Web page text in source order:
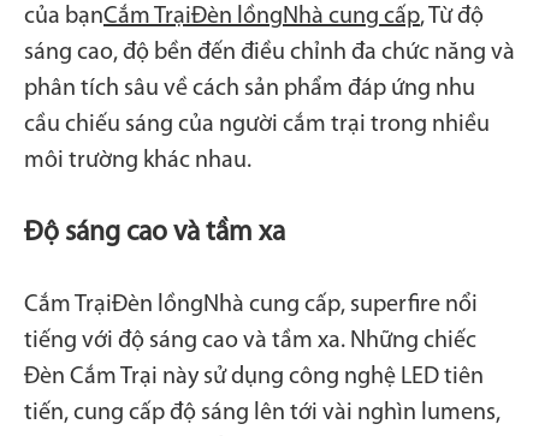
của bạnCắm TrạiĐèn lồngNhà cung cấp, Từ độ
sáng cao, độ bền đến điều chỉnh đa chức năng và
phân tích sâu về cách sản phẩm đáp ứng nhu
cầu chiếu sáng của người cắm trại trong nhiều
môi trường khác nhau.
Độ sáng cao và tầm xa
Cắm TrạiĐèn lồngNhà cung cấp, superfire nổi
tiếng với độ sáng cao và tầm xa. Những chiếc
Đèn Cắm Trại này sử dụng công nghệ LED tiên
tiến, cung cấp độ sáng lên tới vài nghìn lumens,